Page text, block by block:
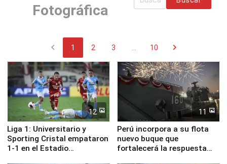
Fotográfica
chevron_left 1 2 3 10 chevron_right
12
Liga 1: Universitario y
Sporting Cristal empataron
1-1 en el Estadio
11
Perú incorpora a su flota
nuevo buque que
fortalecerá la respuesta